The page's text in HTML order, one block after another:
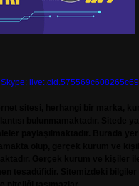
Skype: live:.cid.575569c608265c69